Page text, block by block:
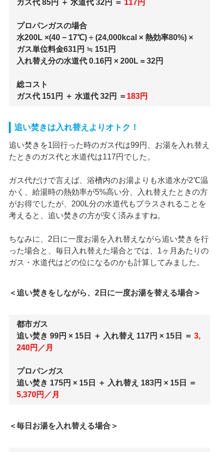
ガス代 85円 ＋ 水道代 32円 ＝ 117円
プロパンガスの場合
水200L ×(40 − 17℃) ÷ (24,000kcal × 熱効率80%) ×
ガス単位料金631円 ≒ 151円
入れ替え分の水道代 0.16円 × 200L = 32円
総コスト
ガス代 151円 ＋ 水道代 32円 ＝ 183円
追い焚きは入れ替えよりオトク！
追い焚きを1回行った時のガス代は99円、お湯を入れ替え
たときのガス代と水道代は117円でした。
ガス代だけで言えば、浴槽内のお湯よりも水道水が2℃温
かく、給湯時の熱効率が5%高い分、入れ替えたときの方
がお得でしたが、200L分の水道代もプラスされることを
考えると、追い焚きの方が安く済みますね。
ちなみに、2日に一度お湯を入れ替えながら追い焚きを行
った場合と、毎日入れ替えた場合とでは、1ヶ月あたりの
ガス・水道代はどの位になるのかも計算してみました。
＜追い焚きをしながら、2日に一度お湯を替える場合＞
都市ガス
追い焚き 99円 × 15日 ＋ 入れ替え 117円 × 15日 ＝ 3,
240円／月
プロパンガス
追い焚き 175円 × 15日 ＋ 入れ替え 183円 × 15日 ＝
5,370円／月
＜毎日お湯を入れ替える場合＞